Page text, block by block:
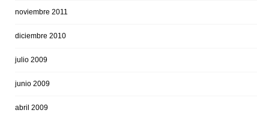
noviembre 2011
diciembre 2010
julio 2009
junio 2009
abril 2009